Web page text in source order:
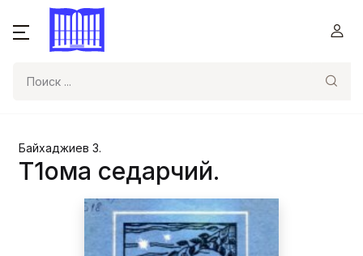
Байхаджиев З.
Т1ома седарчий.